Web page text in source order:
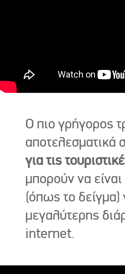
Ο πιο γρήγορος
αποτελεσματικά
για τις
μπορούν να είναι
(όπως το δείγμα)
μεγαλύτερης
internet.